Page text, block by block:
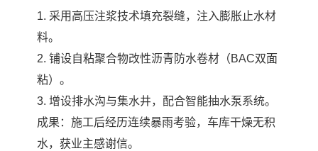
1. 采用高压注浆技术填充裂缝，注入膨胀止水材
料。
2. 铺设自粘聚合物改性沥青防水卷材（BAC双面
粘）。
3. 增设排水沟与集水井，配合智能抽水泵系统。
成果：施工后经历连续暴雨考验，车库干燥无积
水，获业主感谢信。